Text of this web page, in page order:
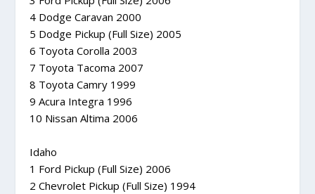
4 Dodge Caravan 2000
5 Dodge Pickup (Full Size) 2005
6 Toyota Corolla 2003
7 Toyota Tacoma 2007
8 Toyota Camry 1999
9 Acura Integra 1996
10 Nissan Altima 2006
Idaho
1 Ford Pickup (Full Size) 2006
2 Chevrolet Pickup (Full Size) 1994